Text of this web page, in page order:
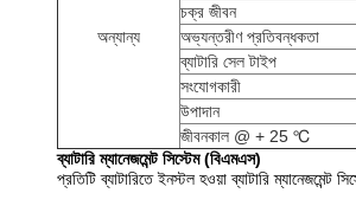
অন্যান্য
চক্র জীবন
অভ্যন্তরীণ প্রতিবন্ধকতা
ব্যাটারি সেল টাইপ
সংযোগকারী
উপাদান
জীবনকাল @ + 25 ℃
ব্যাটারি ম্যানেজমেন্ট সিস্টেম (বিএমএস)
প্রতিটি ব্যাটারিতে ইনস্টল হওয়া ব্যাটারি